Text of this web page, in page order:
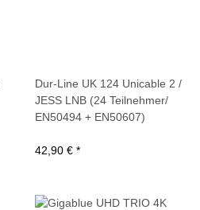
Dur-Line UK 124 Unicable 2 /
JESS LNB (24 Teilnehmer/
EN50494 + EN50607)
42,90 € *